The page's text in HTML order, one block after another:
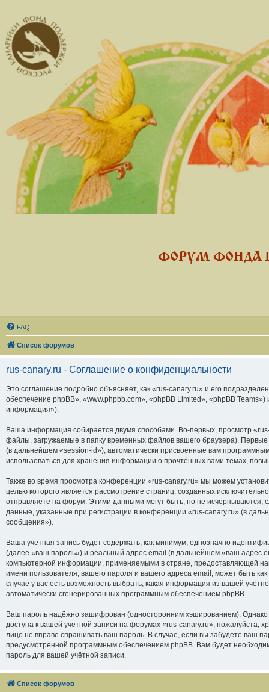
ФОРУМ ФОНДА
FAQ
Список форумов
rus-canary.ru - Соглашение о конфиденциальности
Это соглашение подробно объясняет, как «rus-canary.ru» и его
обеспечение phpBB», «www.phpbb.com», «phpBB Limited», «phpBB
информация»).
Ваша информация собирается двумя способами. Во-первых, просмотр
файлы, загружаемые в папку временных файлов вашего браузера).
(в дальнейшем «session-id»), автоматически присвоенные вам
использоваться для хранения информации о прочтённых вами темах,
Также во время просмотра конференции «rus-canary.ru» мы можем
целью которого является рассмотрение страниц, созданных
отправляете на форум. Этими данными могут быть, но не
данные, указанные при регистрации в конференции «rus-canary.ru» (в
сообщения»).
Ваша учётная запись будет содержать, как минимум, однозначно
(далее «ваш пароль») и реальный адрес email (в дальнейшем «ваш адрес
компьютерной информации, применяемыми в стране, предоставляющей
имени пользователя, вашего пароля и вашего адреса email, может быть
случае у вас есть возможность выбрать, какая информация из вашей
автоматически сгенерированных программным обеспечением phpBB.
Ваш пароль надёжно зашифрован (односторонним хэшированием). Однако
доступа к вашей учётной записи на форумах «rus-canary.ru», пожалуйста,
лицо не вправе спрашивать ваш пароль. В случае, если вы забудете ваш
предусмотренной программным обеспечением phpBB. Вам будет
пароль для вашей учётной записи.
Список форумов